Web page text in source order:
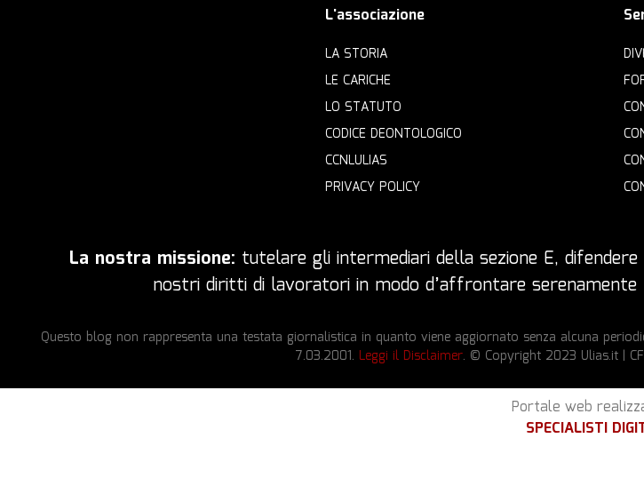
L'associazione
LA STORIA
LE CARICHE
LO STATUTO
CODICE DEONTOLOGICO
CCNLULIAS
PRIVACY POLICY
La nostra missione: tutelare gli intermediari della sezione E,
nostri diritti di lavoratori in modo d’affrontare
Questo blog non rappresenta una testata giornalistica in quanto viene aggiornato senza alcuna
7.03.2001. Leggi il Disclaimer. © Copyright 2023 Ulias.it |
Portale web
SPECIALISTI